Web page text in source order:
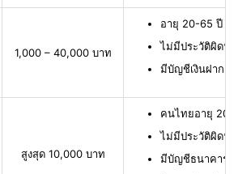
1,000 – 40,000 บาท
อายุ 20-65 ปี เ
ไม่มีประวัติผิดนั
มีบัญชีเงินฝาก
สูงสุด 10,000 บาท
คนไทยอายุ 20-
ไม่มีประวัติผิดนั
มีบัญชีธนาคาร ห